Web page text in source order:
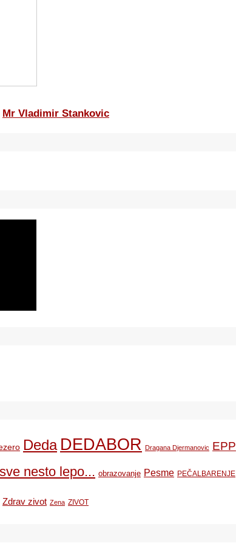
Mr Vladimir Stankovic
Deda DEDABOR Dragana Djermanovic EPP
nesto lepo... obrazovanje Pesme PEČALBARENJE
Zdrav zivot Zena ZIVOT